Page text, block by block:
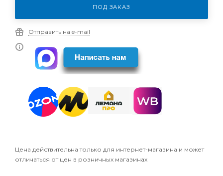
ПОД ЗАКАЗ
Отправить на e-mail
Цена действительна только для интернет-магазина и может
отличаться от цен в розничных магазинах